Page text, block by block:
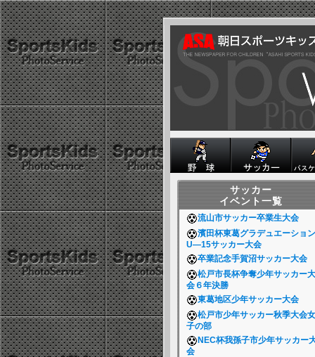
サッカー
イベント一覧
流山市サッカー卒業生大会
濱田杯東葛グラデュエーション
U―15サッカー大会
卒業記念手賀沼サッカー大会
松戸市長杯争奪少年サッカー大
会６年決勝
東葛地区少年サッカー大会
松戸市少年サッカー秋季大会女
子の部
NEC杯我孫子市少年サッカー
会